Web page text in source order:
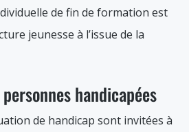
de fin de formation est
jeunesse à l’issue de la
handicapées
de handicap sont invitées à